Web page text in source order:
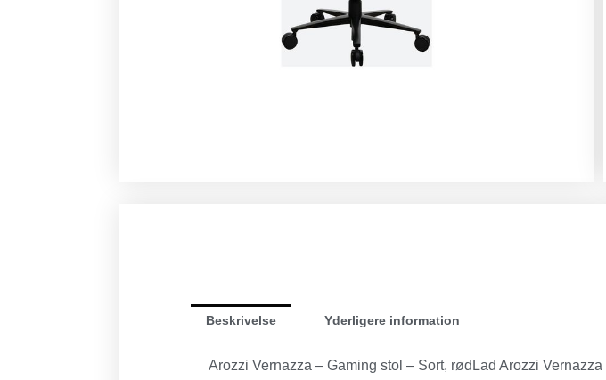
Beskrivelse Yderligere information
Arozzi Vernazza – Gaming stol – Sort, rødLad Arozzi